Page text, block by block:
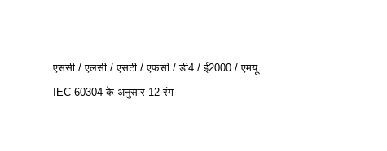
एससी / एलसी / एसटी / एफसी / डी4 / ई2000 / एमयू
IEC 60304 के अनुसार 12 रंग